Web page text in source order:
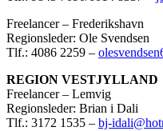
Freelancer – Frederikshavn
Regionsleder: Ole Svendsen
Tlf.: 4086 2259 –
REGION VESTJYLLAND
Freelancer – Lemvig
Regionsleder: Brian i Dali
Tlf.: 3172 1535 – bj-